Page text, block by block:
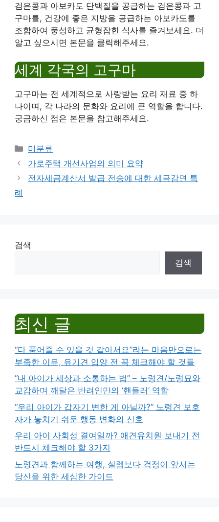
검은콩과 아보카도 단백질을 공급하는 검은콩과 고
구마를, 건강에 좋은 지방을 공급하는 아보카도를
조합하여 풍성하고 균형잡힌 식사를 즐겨보세요. 더
알고 싶으시면 본문을 클릭해주세요.
세계 각국의 고구마
고구마는 전 세계적으로 사랑받는 요리 재료 중 하
나이며, 각 나라의 문화와 요리에 큰 역할을 합니다.
궁금하신 점은 본문을 참고해주세요.
Categories
미분류
가로주택 개선사업의 의미 요약
전자세금계산서 발급 전송에 대한 세금감면 특
례
검색
검색
최신 글
“다 품어줄 수 있을 것 같아서요”라는 마음만으로는
부족한 이유, 유기견 입양 전 꼭 체크해야 할 것들
“내 아이가 세상과 소통하는 법” – 노령견/노령묘와
교감하며 깨달은 반려인만의 ‘핸들러’ 역할
“우리 아이가 갑자기 변한 게 아닐까?” 노령견 보호
자가 놓치기 쉬운 행동 변화의 신호
우리 아이 사회성 결여일까? 애견유치원 보내기 전
반드시 체크해야 할 3가지
노령견과 함께하는 여행, 설렘보다 걱정이 앞서는
당신을 위한 세심한 가이드